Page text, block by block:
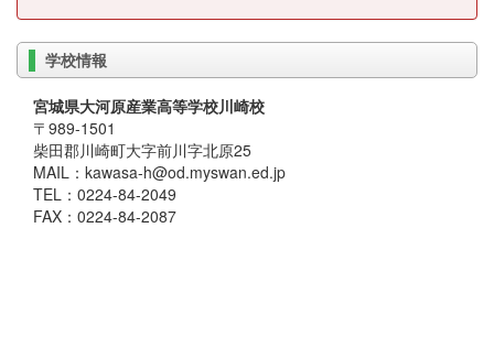
学校情報
宮城県大河原産業高等学校川崎校
〒989-1501
柴田郡川崎町大字前川字北原25
MAIL：kawasa-h@od.myswan.ed.jp
TEL：0224-84-2049
FAX：0224-84-2087